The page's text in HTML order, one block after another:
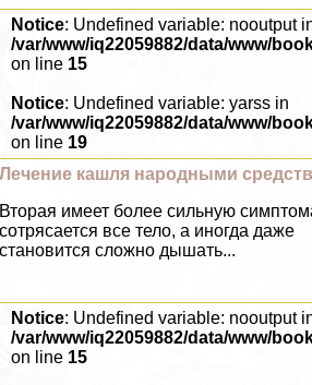
Notice: Undefined variable: nooutput
/var/www/iq22059882/data/www/
on line 15
Notice: Undefined variable: yarss in
/var/www/iq22059882/data/www/
on line 19
Лечение кашля народными
Вторая имеет более сильную
сотрясается все тело, а иногда даже
становится сложно дышать...
Notice: Undefined variable: nooutput
/var/www/iq22059882/data/www/
on line 15